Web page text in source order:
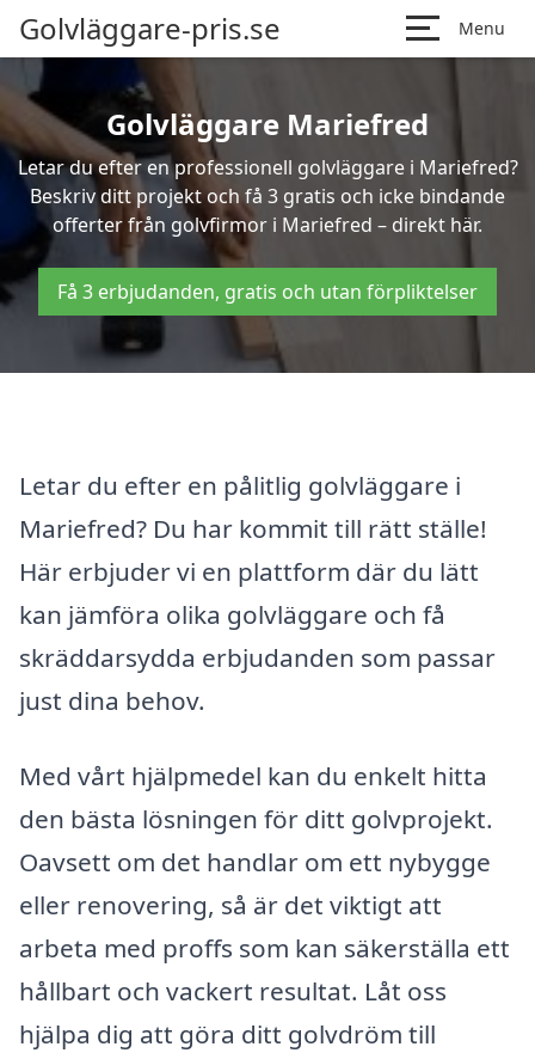
Golvläggare-pris.se Menu
Golvläggare Mariefred
Letar du efter en professionell golvläggare i Mariefred?
Beskriv ditt projekt och få 3 gratis och icke bindande
offerter från golvfirmor i Mariefred – direkt här.
Få 3 erbjudanden, gratis och utan förpliktelser
Letar du efter en pålitlig golvläggare i
Mariefred? Du har kommit till rätt ställe!
Här erbjuder vi en plattform där du lätt
kan jämföra olika golvläggare och få
skräddarsydda erbjudanden som passar
just dina behov.
Med vårt hjälpmedel kan du enkelt hitta
den bästa lösningen för ditt golvprojekt.
Oavsett om det handlar om ett nybygge
eller renovering, så är det viktigt att
arbeta med proffs som kan säkerställa ett
hållbart och vackert resultat. Låt oss
hjälpa dig att göra ditt golvdröm till